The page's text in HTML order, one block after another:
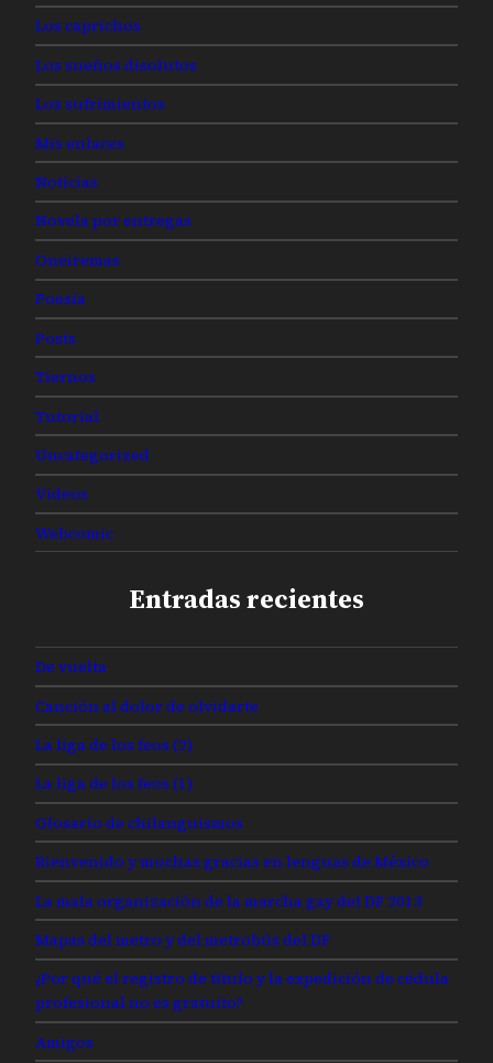
Los caprichos
Los sueños disolutos
Los sufrimientos
Mis enlaces
Noticias
Novela por entregas
Oneiremas
Poesía
Posts
Tiernos
Tutorial
Uncategorized
Videos
Webcomic
Entradas recientes
De vuelta
Canción al dolor de olvidarte
La liga de los feos (2)
La liga de los feos (1)
Glosario de chilanguismos
Bienvenido y muchas gracias en lenguas de México
La mala organización de la marcha gay del DF 2013
Mapas del metro y del metrobús del DF
¿Por qué el registro de título y la expedición de cédula
profesional no es gratuito?
Amigos